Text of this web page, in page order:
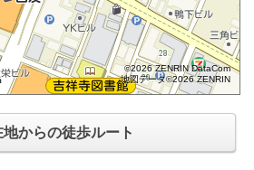
©2026 ZENRIN DataCom
地図データ©2026 ZENRIN
地からの徒歩ルート